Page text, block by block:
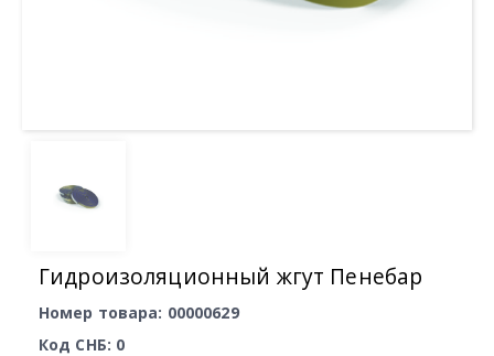
Гидроизоляционный жгут Пенебар
Номер товара: 00000629
Код СНБ: 0